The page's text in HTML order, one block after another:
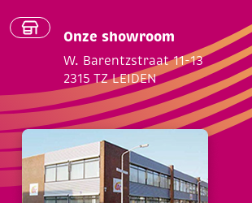
Onze showroom
W. Barentzstraat 11-13
2315 TZ LEIDEN